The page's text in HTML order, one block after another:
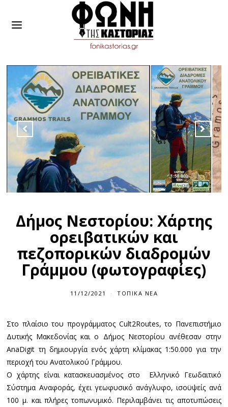
Δήμος Νεστορίου: Χάρτης
ορειβατικών και
πεζοπορικών διαδρομών
Γράμμου (φωτογραφίες)
11/12/2021 ΤΟΠΙΚΆ ΝΈΑ
Στο πλαίσιο του προγράμματος Cult2Routes, το Πανεπιστήμιο
Δυτικής Μακεδονίας και ο Δήμος Νεστορίου ανέθεσαν στην
AnaDigit τη δημιουργία ενός χάρτη κλίμακας 1:50.000 για την
περιοχή του Ανατολικού Γράμμου.
Ο χάρτης είναι κατασκευασμένος στο Ελληνικό Γεωδαιτικό
Σύστημα Αναφοράς, έχει γεωφυσικό ανάγλυφο, ισοϋψείς ανά
100 μ. και πλήρες τοπωνυμικό. Περιλαμβάνει τις αποτυπώσεις